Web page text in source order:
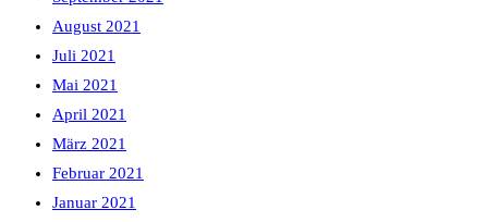
August 2021
Juli 2021
Mai 2021
April 2021
März 2021
Februar 2021
Januar 2021